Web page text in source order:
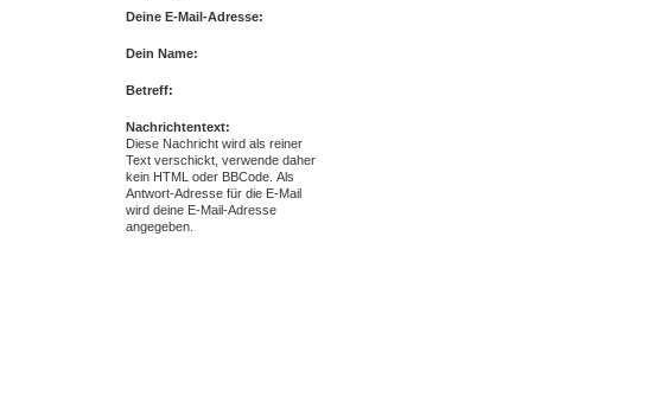
Deine E-Mail-Adresse:
Dein Name:
Betreff:
Nachrichtentext:
Diese Nachricht wird als reiner
Text verschickt, verwende daher
kein HTML oder BBCode. Als
Antwort-Adresse für die E-Mail
wird deine E-Mail-Adresse
angegeben.